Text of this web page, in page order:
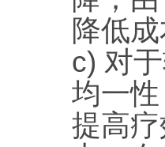
降低
c) 对
均一
提高